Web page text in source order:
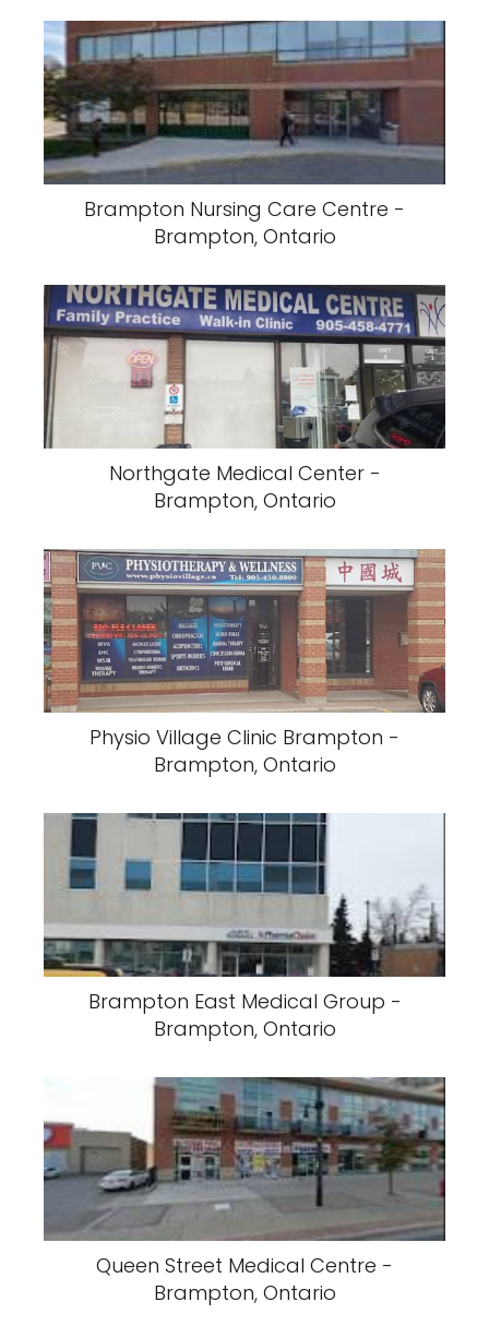
Brampton Nursing Care Centre -
Brampton, Ontario
Northgate Medical Center -
Brampton, Ontario
Physio Village Clinic Brampton -
Brampton, Ontario
Brampton East Medical Group -
Brampton, Ontario
Queen Street Medical Centre -
Brampton, Ontario